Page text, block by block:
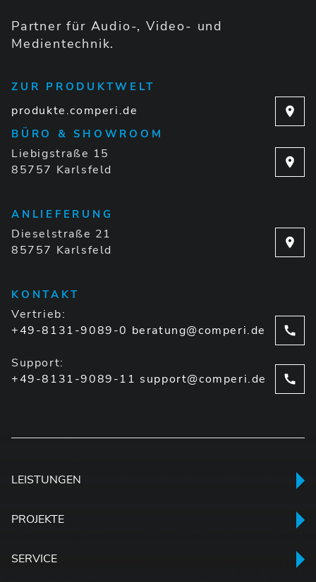
Partner für Audio-, Video- und
Medientechnik.
ZUR PRODUKTWELT
produkte.comperi.de
BÜRO & SHOWROOM
Liebigstraße 15
85757 Karlsfeld
ANLIEFERUNG
Dieselstraße 21
85757 Karlsfeld
KONTAKT
Vertrieb:
+49-8131-9089-0 beratung@comperi.de
Support:
+49-8131-9089-11 support@comperi.de
LEISTUNGEN
PROJEKTE
SERVICE